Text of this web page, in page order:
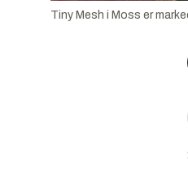
Tiny Mesh i Moss er